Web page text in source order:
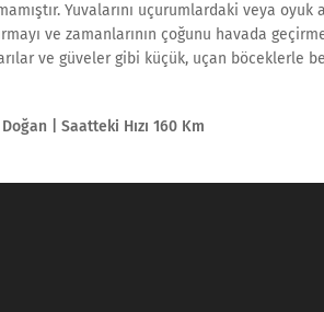
Yuvalarını uçurumlardaki veya
ve zamanlarının çoğunu havada
ve güveler gibi küçük, uçan böceklerle
| Saatteki Hızı 160 Km